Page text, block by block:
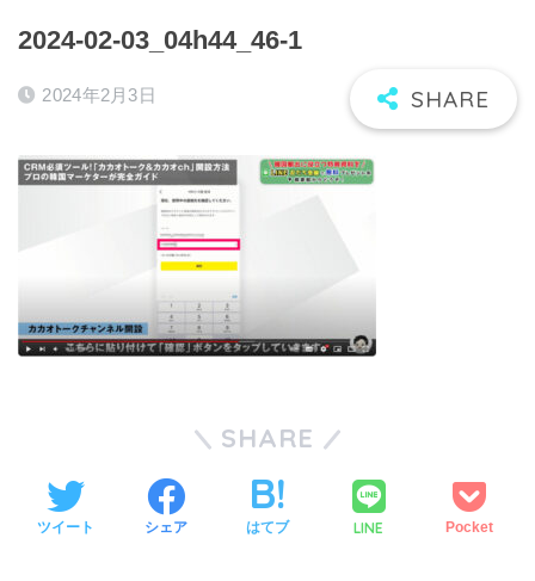
2024-02-03_04h44_46-1
2024年2月3日
SHARE
ツイート シェア はてブ LINE Pocket